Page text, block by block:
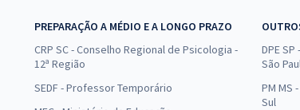
PREPARAÇÃO A MÉDIO E A LONGO PRAZO
CRP SC - Conselho Regional de Psicologia -
12ª Região
SEDF - Professor Temporário
DPE
São
PM MS
Sul